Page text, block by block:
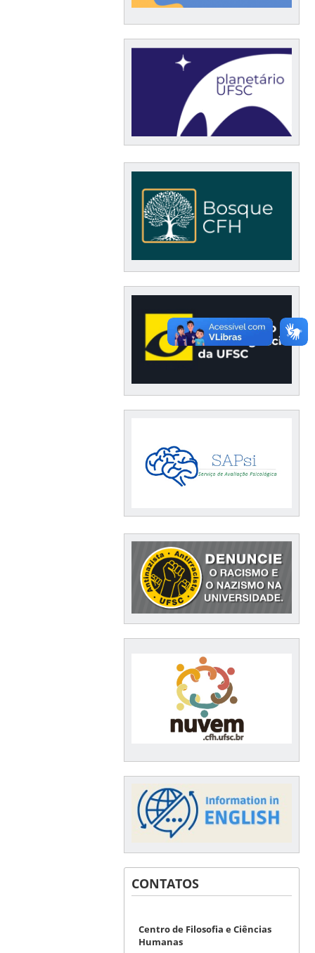
CONTATOS
Centro de Filosofia e Ciências
Humanas